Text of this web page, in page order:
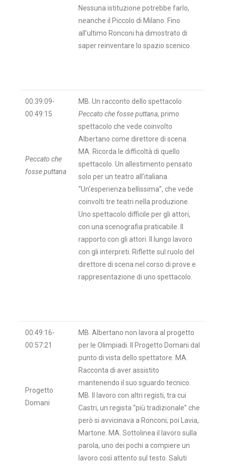
Nessuna istituzione potrebbe farlo,
neanche il Piccolo di Milano. Fino
all’ultimo Ronconi ha dimostrato di
saper reinventare lo spazio scenico.
00:39:09-
00:49:15
Peccato che
fosse puttana
MB. Un racconto dello spettacolo
Peccato che fosse puttana, primo
spettacolo che vede coinvolto
Albertano come direttore di scena.
MA. Ricorda le difficoltà di quello
spettacolo. Un allestimento pensato
solo per un teatro all’italiana.
“Un’esperienza bellissima”, che vede
coinvolti tre teatri nella produzione.
Uno spettacolo difficile per gli attori,
con una scenografia praticabile. Il
rapporto con gli attori. Il lungo lavoro
con gli interpreti. Riflette sul ruolo del
direttore di scena nel corso di prove e
rappresentazione di uno spettacolo.
00:49:16-
00:57:21
Progetto
Domani
MB. Albertano non lavora al progetto
per le Olimpiadi. Il Progetto Domani dal
punto di vista dello spettatore. MA.
Racconta di aver assistito
mantenendo il suo sguardo tecnico.
MB. Il lavoro con altri registi, tra cui
Castri, un regista “più tradizionale” che
però si avvicinava a Ronconi; poi Lavia,
Martone. MA. Sottolinea il lavoro sulla
parola, uno dei pochi a compiere un
lavoro così attento sul testo. Saluti